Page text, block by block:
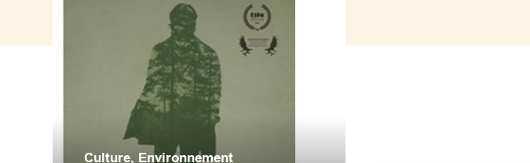
Culture, Environnement